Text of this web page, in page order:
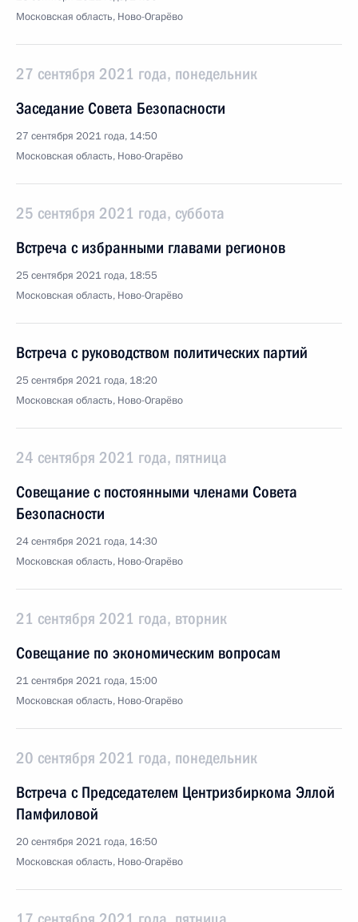
Московская область, Ново-Огарёво
27 сентября 2021 года, понедельник
Заседание Совета Безопасности
27 сентября 2021 года, 14:50
Московская область, Ново-Огарёво
25 сентября 2021 года, суббота
Встреча с избранными главами регионов
25 сентября 2021 года, 18:55
Московская область, Ново-Огарёво
Встреча с руководством политических партий
25 сентября 2021 года, 18:20
Московская область, Ново-Огарёво
24 сентября 2021 года, пятница
Совещание с постоянными членами Совета
Безопасности
24 сентября 2021 года, 14:30
Московская область, Ново-Огарёво
21 сентября 2021 года, вторник
Совещание по экономическим вопросам
21 сентября 2021 года, 15:00
Московская область, Ново-Огарёво
20 сентября 2021 года, понедельник
Встреча с Председателем Центризбиркома Эллой
Памфиловой
20 сентября 2021 года, 16:50
Московская область, Ново-Огарёво